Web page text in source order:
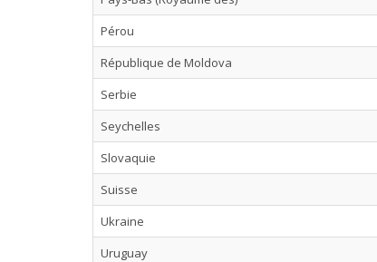
Pérou
République de Moldova
Serbie
Seychelles
Slovaquie
Suisse
Ukraine
Uruguay